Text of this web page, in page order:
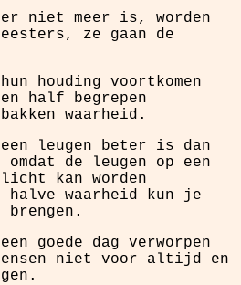
niet meer is, worden
ze gaan de
houding voortkomen
half begrepen
waarheid.
leugen beter is dan
de leugen op een
kan worden
halve waarheid kun je
goede dag verworpen
niet voor altijd en